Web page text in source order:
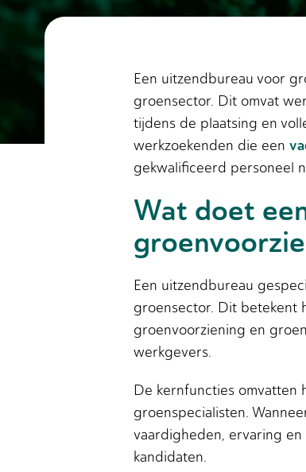
Een uitzendbureau voor
groensector. Dit omvat
tijdens de plaatsing en
werkzoekenden die een
gekwalificeerd personeel
Wat doet
Een uitzendbureau
groensector. Dit betekent
groenvoorziening en
werkgevers.
De kernfuncties omvatten
groenspecialisten.
vaardigheden, ervaring
kandidaten.